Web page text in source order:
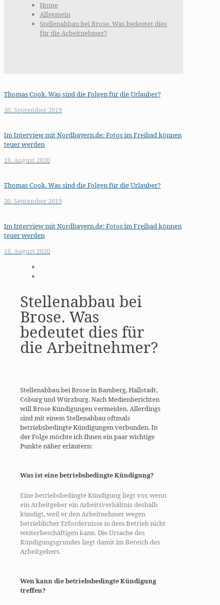
Home
Allgemein
Stellenabbau bei Brose. Was bedeutet dies
für die Arbeitnehmer?
Thomas Cook. Was sind die Folgen für die Urlauber?
30. September 2019
Im Interview mit Nordbayern.de: Fotos im Freibad können
teuer werden
18. August 2020
Thomas Cook. Was sind die Folgen für die Urlauber?
30. September 2019
Im Interview mit Nordbayern.de: Fotos im Freibad können
teuer werden
18. August 2020
Stellenabbau bei
Brose. Was
bedeutet dies für
die Arbeitnehmer?
Stellenabbau bei Brose in Bamberg, Hallstadt,
Coburg und Würzburg. Nach Medienberichten
will Brose Kündigungen vermeiden. Allerdings
sind mit einem Stellenabbau oftmals
betriebsbedingte Kündigungen verbunden. In
der Folge möchte ich Ihnen ein paar wichtige
Punkte näher erläutern:
Was ist eine betriebsbedingte Kündigung?
Eine betriebsbedingte Kündigung liegt vor, wenn
ein Arbeitgeber ein Arbeitsverhältnis deshalb
kündigt, weil er den Arbeitnehmer wegen
betrieblicher Erfordernisse in dem Betrieb nicht
weiterbeschäftigen kann. Die Ursache des
Kündigungsgrundes liegt damit im Bereich des
Arbeitgebers.
Wen kann die betriebsbedingte Kündigung
treffen?